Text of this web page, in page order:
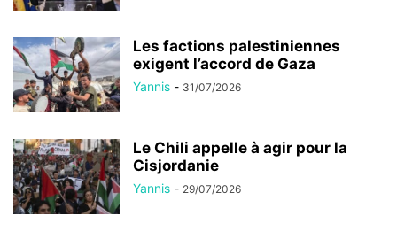
Les factions palestiniennes
exigent l’accord de Gaza
Yannis - 31/07/2026
Le Chili appelle à agir pour la
Cisjordanie
Yannis - 29/07/2026